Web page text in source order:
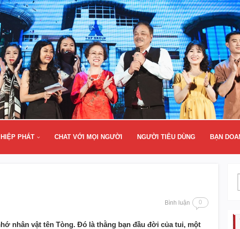
PHÁT CHAT VỚI MỌI NGƯỜI NGƯỜI TIÊU DÙNG BẠN
Bình luận 0
nhân vật tên Tòng. Đó là thằng bạn đầu đời của tui, một